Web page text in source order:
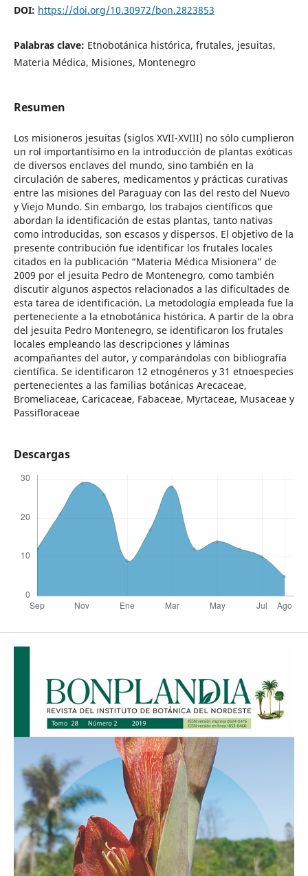
DOI: https://doi.org/10.30972/bon.2823853
Palabras clave: Etnobotánica histórica, frutales, jesuitas,
Materia Médica, Misiones, Montenegro
Resumen
Los misioneros jesuitas (siglos XVII-XVIII) no sólo cumplieron
un rol importantísimo en la introducción de plantas exóticas
de diversos enclaves del mundo, sino también en la
circulación de saberes, medicamentos y prácticas curativas
entre las misiones del Paraguay con las del resto del Nuevo
y Viejo Mundo. Sin embargo, los trabajos científicos que
abordan la identificación de estas plantas, tanto nativas
como introducidas, son escasos y dispersos. El objetivo de la
presente contribución fue identificar los frutales locales
citados en la publicación “Materia Médica Misionera” de
2009 por el jesuita Pedro de Montenegro, como también
discutir algunos aspectos relacionados a las dificultades de
esta tarea de identificación. La metodología empleada fue la
perteneciente a la etnobotánica histórica. A partir de la obra
del jesuita Pedro Montenegro, se identificaron los frutales
locales empleando las descripciones y láminas
acompañantes del autor, y comparándolas con bibliografía
científica. Se identificaron 12 etnogéneros y 31 etnoespecies
pertenecientes a las familias botánicas Arecaceae,
Bromeliaceae, Caricaceae, Fabaceae, Myrtaceae, Musaceae y
Passifloraceae
Descargas